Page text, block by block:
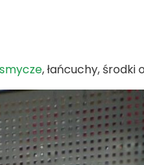
smycze, łańcuchy, środki